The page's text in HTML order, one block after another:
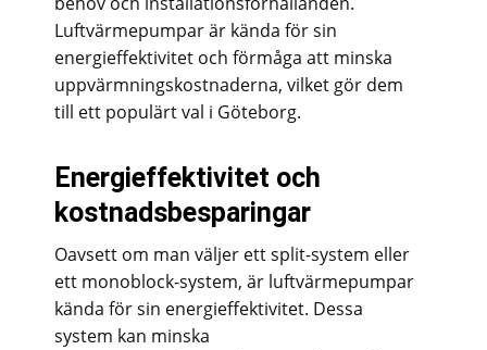
Luftvärmepumpar är kända för sin
energieffektivitet och förmåga att minska
uppvärmningskostnaderna, vilket gör dem
till ett populärt val i Göteborg.
Energieffektivitet och
kostnadsbesparingar
Oavsett om man väljer ett split-system eller
ett monoblock-system, är luftvärmepumpar
kända för sin energieffektivitet. Dessa
system kan minska